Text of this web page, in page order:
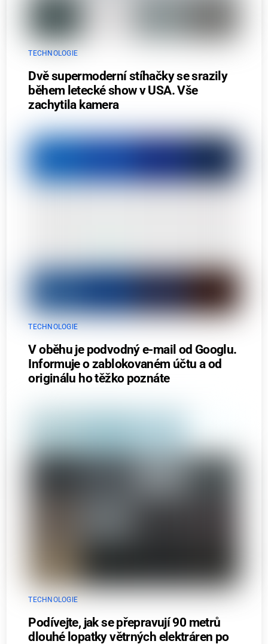
TECHNOLOGIE
Dvě supermoderní stíhačky se srazily
během letecké show v USA. Vše
zachytila kamera
TECHNOLOGIE
V oběhu je podvodný e-mail od Googlu.
Informuje o zablokovaném účtu a od
originálu ho těžko poznáte
TECHNOLOGIE
Podívejte, jak se přepravují 90 metrů
dlouhé lopatky větrných elektráren po